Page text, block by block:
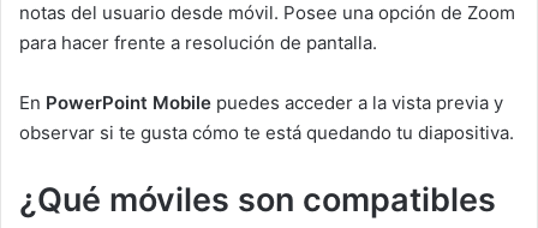
notas del usuario desde móvil. Posee una opción de Zoom
para hacer frente a resolución de pantalla.
En PowerPoint Mobile puedes acceder a la vista previa y
observar si te gusta cómo te está quedando tu diapositiva.
¿Qué móviles son compatibles